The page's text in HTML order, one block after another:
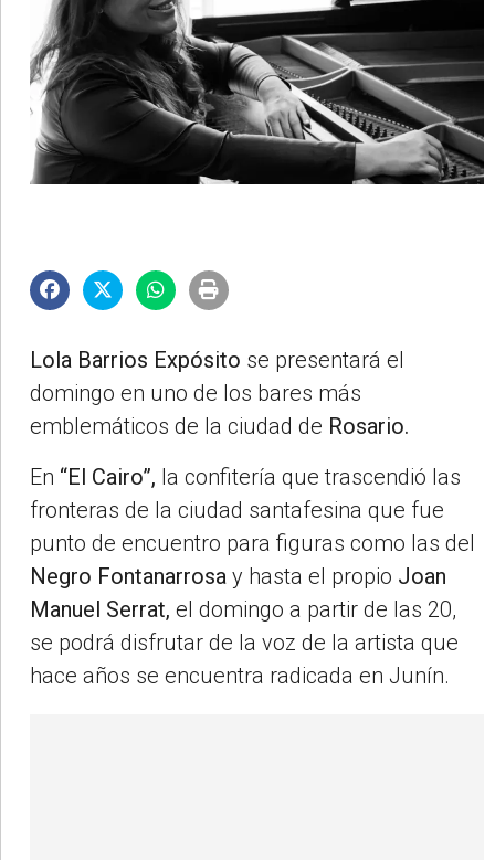
Lola Barrios Expósito se presentará el
domingo en uno de los bares más
emblemáticos de la ciudad de Rosario.
En “El Cairo”, la confitería que trascendió las
fronteras de la ciudad santafesina que fue
punto de encuentro para figuras como las del
Negro Fontanarrosa y hasta el propio Joan
Manuel Serrat, el domingo a partir de las 20,
se podrá disfrutar de la voz de la artista que
hace años se encuentra radicada en Junín.